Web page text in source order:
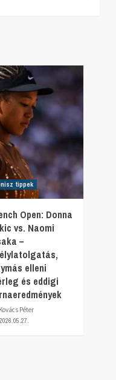
tippek
Open: Donna
vs. Naomi
–
elleni
és eddigi
Kovács Péter
2026.05.27.